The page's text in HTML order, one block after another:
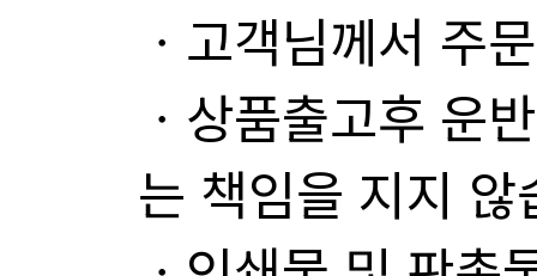
ㆍ고객님께서 주
는 책임을 지지 않